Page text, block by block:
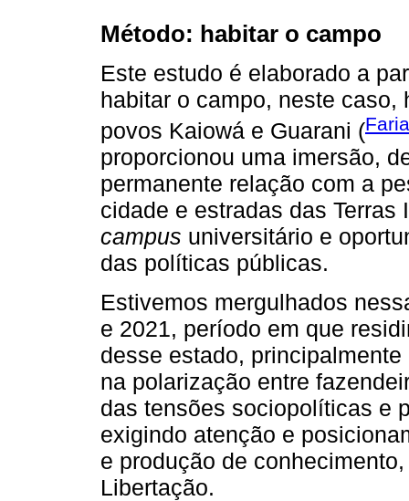
Método: habitar o campo
Este estudo é elaborado a
habitar o campo, neste
povos Kaiowá e Guarani (
proporcionou uma imersão,
permanente relação com a
cidade e estradas das
campus universitário e
das políticas públicas.
Estivemos mergulhados
e 2021, período em que
desse estado,
na polarização entre
das tensões sociopolíticas e
exigindo atenção e
e produção de
Libertação.